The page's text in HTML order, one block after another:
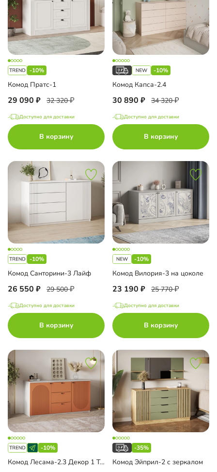
-10%
Комод Пратс-1
29 090 32 320
Доступно для доставки
В корзину
-10%
Комод Капса-2.4
30 890 34 320
Доступно для доставки
В корзину
-10%
Комод Санторини-3 Лайф
26 550 29 500
Доступно для доставки
В корзину
-10%
Комод Вилория-3 на цоколе
23 190 25 770
Доступно для доставки
В корзину
-10%
Комод Лесама-2.3 Декор 1 Тип 1
-35%
Комод Эйприл-2 с зеркалом